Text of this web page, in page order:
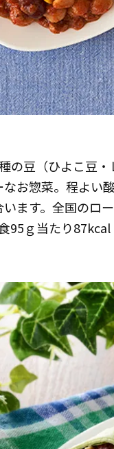
の豆（ひよこ豆
お惣菜。程よい
ます。全国のロ
95ｇ当たり